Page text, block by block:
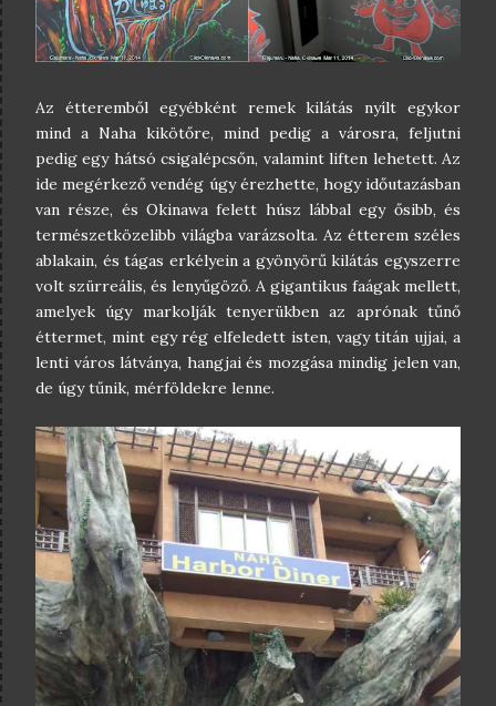
Az étteremből egyébként remek kilátás nyílt egykor
mind a Naha kikötőre, mind pedig a városra, feljutni
pedig egy hátsó csigalépcsőn, valamint liften lehetett. Az
ide megérkező vendég úgy érezhette, hogy időutazásban
van része, és Okinawa felett húsz lábbal egy ősibb, és
természetközelibb világba varázsolta. Az étterem széles
ablakain, és tágas erkélyein a gyönyörű kilátás egyszerre
volt szürreális, és lenyűgöző. A gigantikus faágak mellett,
amelyek úgy markolják tenyerükben az aprónak tűnő
éttermet, mint egy rég elfeledett isten, vagy titán ujjai, a
lenti város látványa, hangjai és mozgása mindig jelen van,
de úgy tűnik, mérföldekre lenne.